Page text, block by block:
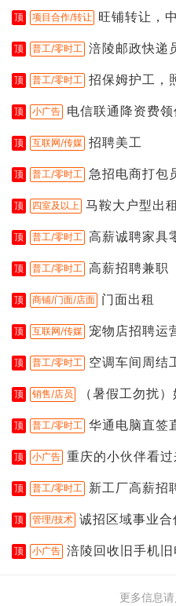
顶 项目合作/转让 旺铺转让，
顶 普工/零时工 涪陵邮政快递
顶 普工/零时工 招保姆护工，
顶 小广告 电信联通降资费
顶 互联网/传媒 招聘美工
顶 普工/零时工 急招电商打包
顶 四室及以上 马鞍大户型出租
顶 普工/零时工 高薪诚聘家具
顶 普工/零时工 高薪招聘兼职
顶 商铺/门面/店面 门面出租
顶 互联网/传媒 宠物店招聘运
顶 普工/零时工 空调车间周结
顶 销售/店员
（暑假工勿扰
顶 普工/零时工 华通电脑直签
顶 小广告 重庆的小伙伴看
顶 普工/零时工 新工厂高薪招
顶 管理/技术 诚招区域事业合
顶 小广告 涪陵回收旧手机
更多信息